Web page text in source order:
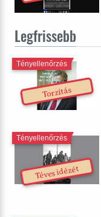
Legfrissebb
Torzítás
Tényellenőrzés
Téves idézét
Tényellenőrzés